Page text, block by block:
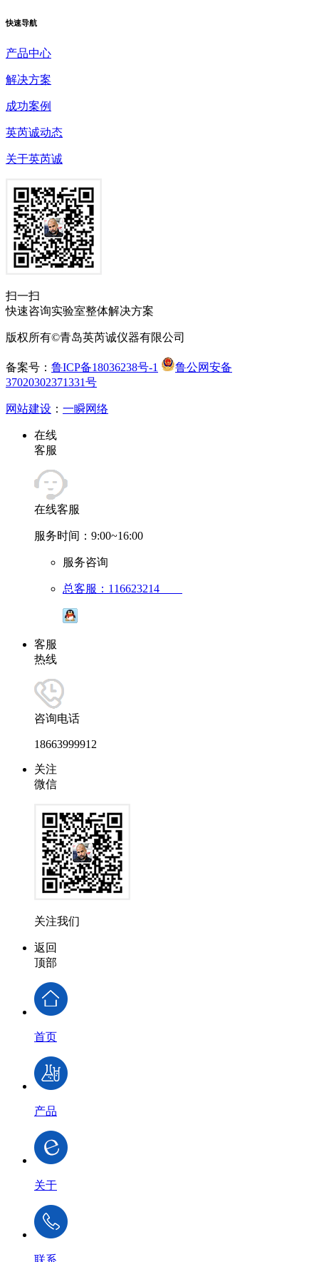
快速导航
产品中心
解决方案
成功案例
英芮诚动态
关于英芮诚
扫一扫
快速咨询实验室整体解决方案
版权所有©青岛英芮诚仪器有限公司
备案号： 鲁ICP备18036238号-1
鲁公网安备
37020302371331号
网站建设 ： 一瞬网络
在线
客服
在线客服
服务时间：9:00~16:00
服务咨询
总客服：116623214
客服
热线
咨询电话
18663999912
关注
微信
关注我们
返回
顶部
首页
产品
关于